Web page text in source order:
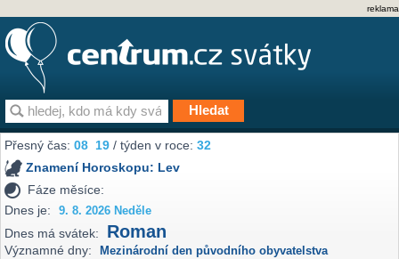
reklama
Přesný čas:08 19 / týden v roce:32
Znamení Horoskopu: Lev
Fáze měsíce:
Dnes je:
9. 8. 2026 Neděle
Dnes má svátek: Roman
Významné dny: Mezinárodní den původního obyvatelstva